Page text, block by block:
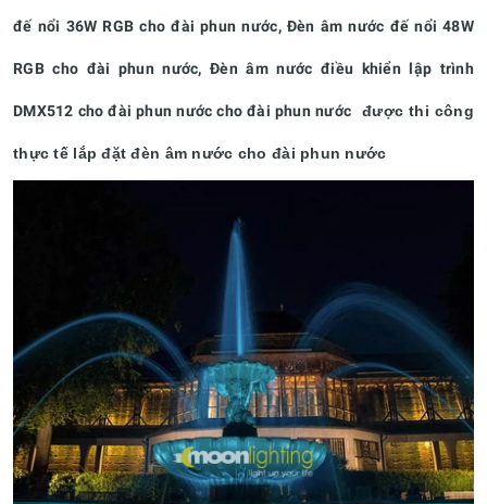
đế nổi 36W RGB cho đài phun nước, Đèn âm nước đế nổi 48W
RGB cho đài phun nước, Đèn âm nước điều khiển lập trình
DMX512 cho đài phun nước cho đài phun nước được thi công
thực tế lắp đặt đèn âm nước cho đài phun nước